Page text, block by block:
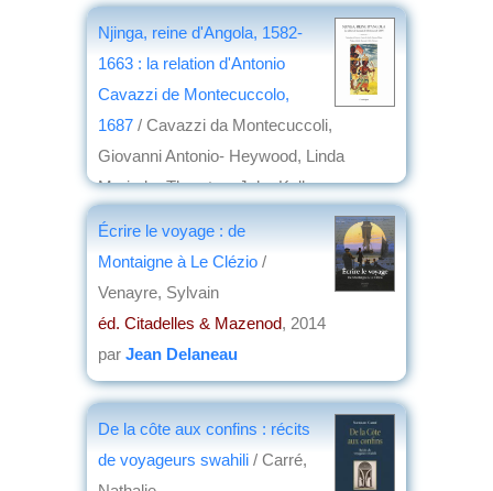
Njinga, reine d'Angola, 1582-
1663 : la relation d'Antonio
Cavazzi de Montecuccolo,
1687 / Cavazzi da Montecuccoli,
Giovanni Antonio- Heywood, Linda
Marinda- Thornton, John Kelly
éd. Chandeigne
Écrire le voyage : de
Montaigne à Le Clézio /
Venayre, Sylvain
éd. Citadelles & Mazenod, 2014
par Jean Delaneau
De la côte aux confins : récits
de voyageurs swahili / Carré,